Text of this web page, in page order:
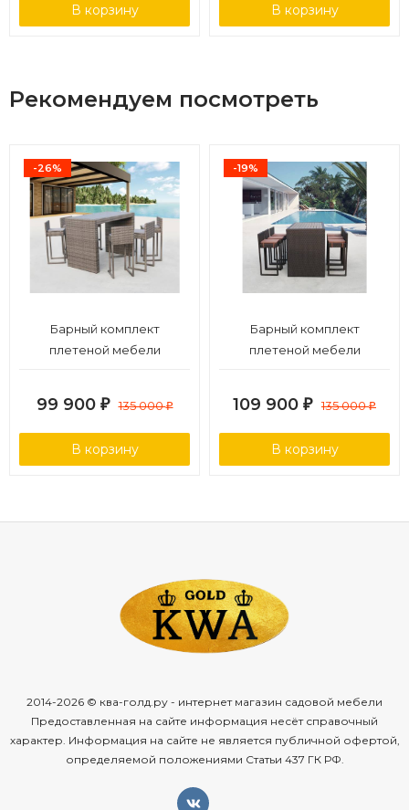
В корзину В корзину
Рекомендуем посмотреть
-26%
Барный комплект
плетеной мебели
99 900 ₽ 135 000₽
В корзину
-19%
Барный комплект
плетеной мебели
109 900 ₽ 135 000₽
В корзину
2014-2026 © ква-голд.ру - интернет магазин садовой мебели
Предоставленная на сайте информация несёт справочный
характер. Информация на сайте не является публичной офертой,
определяемой положениями Статьи 437 ГК РФ.